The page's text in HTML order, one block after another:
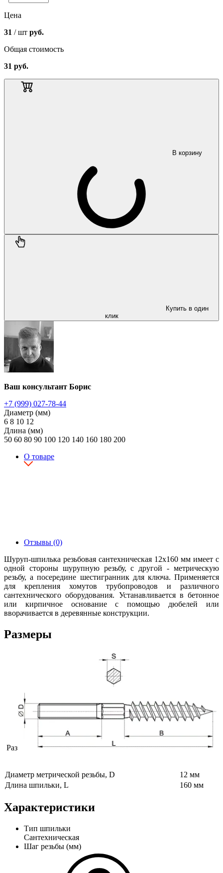
Цена
31 / шт руб.
Общая стоимость
31 руб.
В корзину
Купить в один
клик
Ваш консультант Борис
+7 (999) 027-78-44
Диаметр (мм)
6 8 10 12
Длина (мм)
50 60 80 90 100 120 140 160 180 200
О товаре
Отзывы (0)
Шуруп-шпилька резьбовая сантехническая 12х160 мм имеет с
одной стороны шурупную резьбу, с другой - метрическую
резьбу, а посередине шестигранник для ключа. Применяется
для крепления хомутов трубопроводов и различного
сантехнического оборудования. Устанавливается в бетонное
или кирпичное основание с помощью дюбелей или
вворачивается в деревянные конструкции.
Размеры
Раз
Диаметр метрической резьбы, D
12 мм
Длина шпильки, L
160 мм
Характеристики
Тип шпильки
Сантехническая
Шаг резьбы (мм)